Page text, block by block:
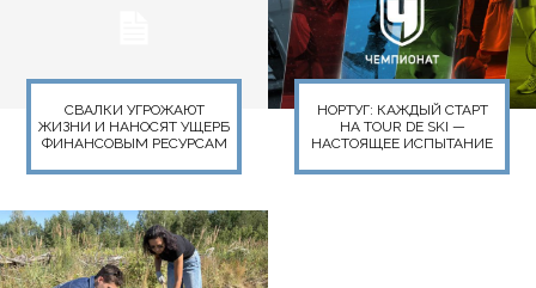
СВАЛКИ УГРОЖАЮТ
ЖИЗНИ И НАНОСЯТ УЩЕРБ
ФИНАНСОВЫМ РЕСУРСАМ
НОРТУГ: КАЖДЫЙ СТАРТ
НА TOUR DE SKI —
НАСТОЯЩЕЕ ИСПЫТАНИЕ